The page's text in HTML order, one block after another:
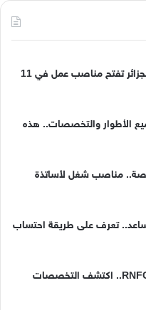
توظيف 2026.. مدرسة بريطانية في الجزائر تفتح مناصب عمل في 11
الأطوار والتخصصات.. هذه
مناصب شغل لأساتذة
تعرف على طريقة احتساب
المرجع الوطني للتكوينات والكفاءات RNFC.. اكتشف التخصصات